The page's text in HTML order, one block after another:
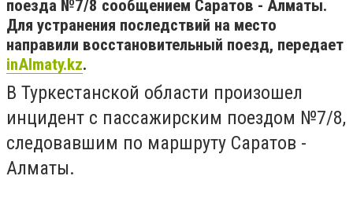
поезда №7/8 сообщением Саратов - Алматы.
Для устранения последствий на место
направили восстановительный поезд, передает
inAlmaty.kz.
В Туркестанской области произошел
инцидент с пассажирским поездом №7/8,
следовавшим по маршруту Саратов -
Алматы.